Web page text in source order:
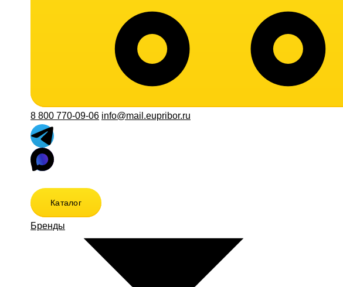
8 800 770-09-06 info@mail.eupribor.ru
Каталог
Бренды